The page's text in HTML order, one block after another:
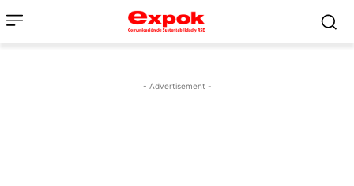
- Advertisement -